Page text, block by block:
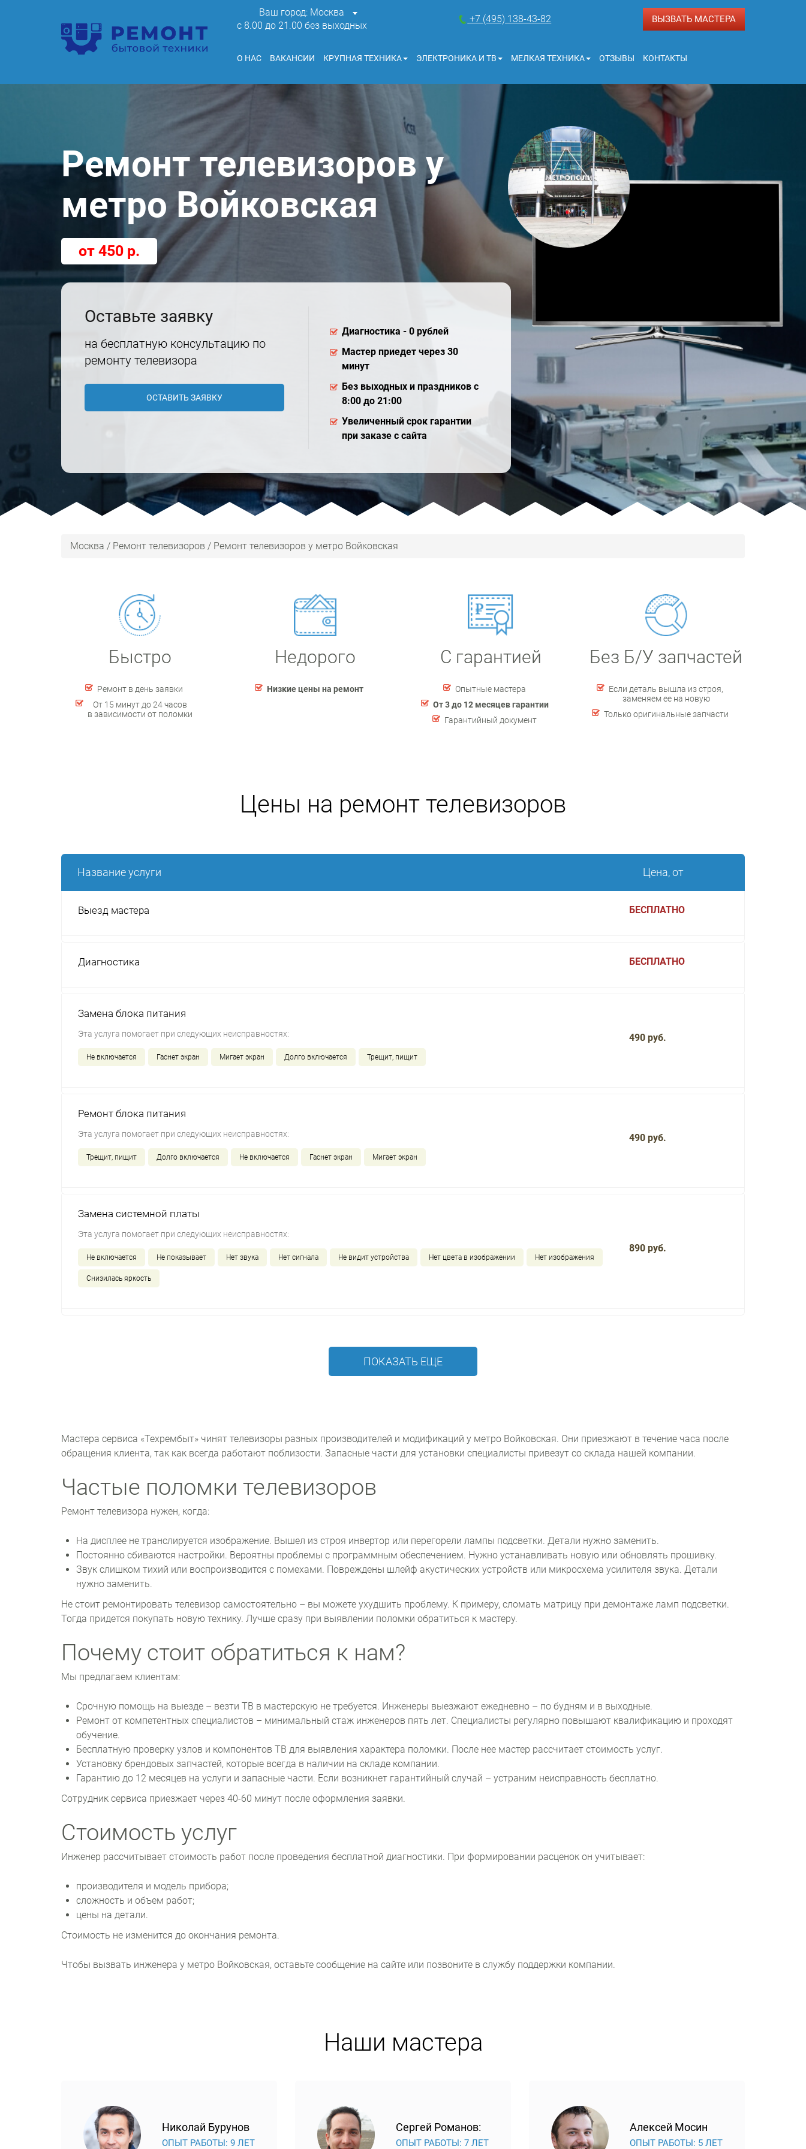
Ваш город: Москва
c 8.00 до 21.00 без выходных
+7 (495) 138-43-82 ВЫЗВАТЬ МАСТЕРА
О НАС ВАКАНСИИ КРУПНАЯ ТЕХНИКА ЭЛЕКТРОНИКА И ТВ МЕЛКАЯ ТЕХНИКА ОТЗЫВЫ КОНТАКТЫ
Ремонт телевизоров у
метро Войковская
от 450 р.
Оставьте заявку
на бесплатную консультацию по
ремонту телевизора
ОСТАВИТЬ ЗАЯВКУ
Диагностика - 0 рублей
Мастер приедет через 30
минут
Без выходных и праздников с
8:00 до 21:00
Увеличенный срок гарантии
при заказе с сайта
Москва / Ремонт телевизоров / Ремонт телевизоров у метро Войковская
Быстро
Ремонт в день заявки
От 15 минут до 24 часов
в зависимости от поломки
Недорого
Низкие цены на ремонт
С гарантией
Опытные мастера
От 3 до 12 месяцев гарантии
Гарантийный документ
Без Б/У запчастей
Если деталь вышла из строя,
заменяем ее на новую
Только оригинальные запчасти
Цены на ремонт телевизоров
Название услуги Цена, от
Выезд мастера БЕСПЛАТНО
Диагностика БЕСПЛАТНО
Замена блока питания
Эта услуга помогает при следующих неисправностях:
Не включается Гаснет экран Мигает экран Долго включается Трещит, пищит
490 руб.
Ремонт блока питания
Эта услуга помогает при следующих неисправностях:
Трещит, пищит Долго включается Не включается Гаснет экран Мигает экран
490 руб.
Замена системной платы
Эта услуга помогает при следующих неисправностях:
Не включается Не показывает Нет звука Нет сигнала Не видит устройства Нет цвета в изображении Нет изображения
Снизилась яркость
890 руб.
ПОКАЗАТЬ ЕЩЕ
Мастера сервиса «Техрембыт» чинят телевизоры разных производителей и модификаций у метро Войковская. Они приезжают в течение часа после
обращения клиента, так как всегда работают поблизости. Запасные части для установки специалисты привезут со склада нашей компании.
Частые поломки телевизоров
Ремонт телевизора нужен, когда:
На дисплее не транслируется изображение. Вышел из строя инвертор или перегорели лампы подсветки. Детали нужно заменить.
Постоянно сбиваются настройки. Вероятны проблемы с программным обеспечением. Нужно устанавливать новую или обновлять прошивку.
Звук слишком тихий или воспроизводится с помехами. Повреждены шлейф акустических устройств или микросхема усилителя звука. Детали
нужно заменить.
Не стоит ремонтировать телевизор самостоятельно – вы можете ухудшить проблему. К примеру, сломать матрицу при демонтаже ламп подсветки.
Тогда придется покупать новую технику. Лучше сразу при выявлении поломки обратиться к мастеру.
Почему стоит обратиться к нам?
Мы предлагаем клиентам:
Срочную помощь на выезде – везти ТВ в мастерскую не требуется. Инженеры выезжают ежедневно – по будням и в выходные.
Ремонт от компетентных специалистов – минимальный стаж инженеров пять лет. Специалисты регулярно повышают квалификацию и проходят
обучение.
Бесплатную проверку узлов и компонентов ТВ для выявления характера поломки. После нее мастер рассчитает стоимость услуг.
Установку брендовых запчастей, которые всегда в наличии на складе компании.
Гарантию до 12 месяцев на услуги и запасные части. Если возникнет гарантийный случай – устраним неисправность бесплатно.
Сотрудник сервиса приезжает через 40-60 минут после оформления заявки.
Стоимость услуг
Инженер рассчитывает стоимость работ после проведения бесплатной диагностики. При формировании расценок он учитывает:
производителя и модель прибора;
сложность и объем работ;
цены на детали.
Стоимость не изменится до окончания ремонта.
Чтобы вызвать инженера у метро Войковская, оставьте сообщение на сайте или позвоните в службу поддержки компании.
Наши мастера
Николай Бурунов
ОПЫТ РАБОТЫ: 9 ЛЕТ
Сергей Романов:
ОПЫТ РАБОТЫ: 7 ЛЕТ
Алексей Мосин
ОПЫТ РАБОТЫ: 5 ЛЕТ